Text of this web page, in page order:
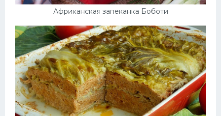
Африканская запеканка Боботи